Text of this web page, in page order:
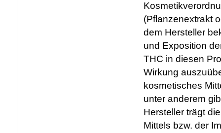
(Pflanzenextrakt
dem Hersteller
und Exposition
THC in diesen
Wirkung
kosmetisches
unter anderem
Hersteller trägt
Mittels bzw. der